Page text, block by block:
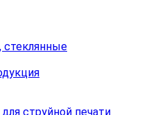
стеклянные
струйной печати